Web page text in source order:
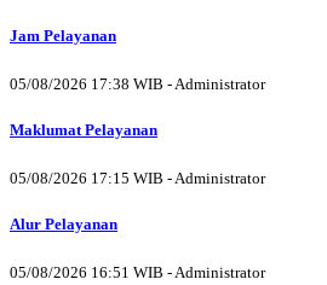
Jam Pelayanan
05/08/2026 17:38 WIB - Administrator
Maklumat Pelayanan
05/08/2026 17:15 WIB - Administrator
Alur Pelayanan
05/08/2026 16:51 WIB - Administrator